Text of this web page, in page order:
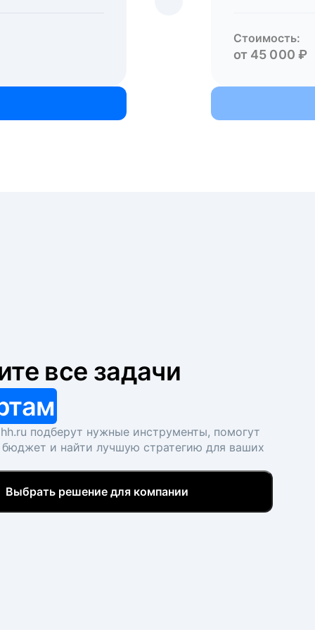
Стоимость:
от 45 000 ₽
все задачи
подберут нужные инструменты, помогут
бюджет и найти лучшую стратегию для ваших
Выбрать решение для компании